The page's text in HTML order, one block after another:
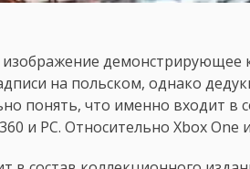
изображение демонстрирующее
на польском, однако
понять, что именно входит в
и PC. Относительно Xbox One